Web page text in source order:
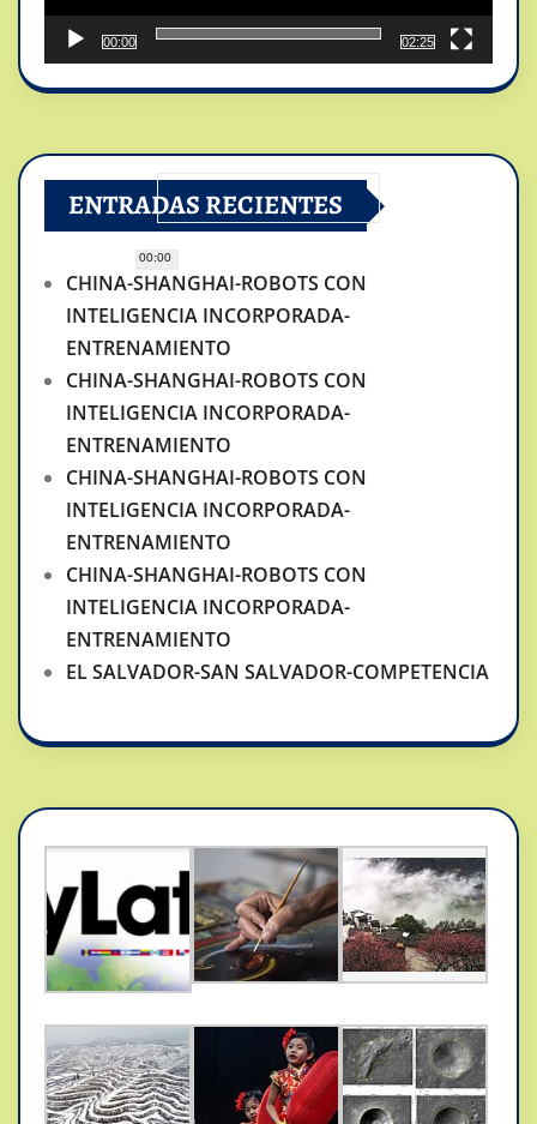
00:00
00:00
02:25
ENTRADAS RECIENTES
CHINA-SHANGHAI-ROBOTS CON
INTELIGENCIA INCORPORADA-
ENTRENAMIENTO
CHINA-SHANGHAI-ROBOTS CON
INTELIGENCIA INCORPORADA-
ENTRENAMIENTO
CHINA-SHANGHAI-ROBOTS CON
INTELIGENCIA INCORPORADA-
ENTRENAMIENTO
CHINA-SHANGHAI-ROBOTS CON
INTELIGENCIA INCORPORADA-
ENTRENAMIENTO
EL SALVADOR-SAN SALVADOR-COMPETENCIA